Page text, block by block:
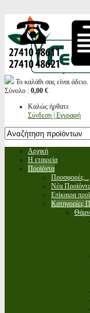
Το καλάθι σας είναι άδειο.
Σύνολο : 0,00 €
Καλώς ήρθατε
Σύνδεση | Εγγραφή
Αρχική
Η εταιρεία
Προϊόντα
Προσφορές...
Νέα
Επίκαιρα
Κατηγορίες